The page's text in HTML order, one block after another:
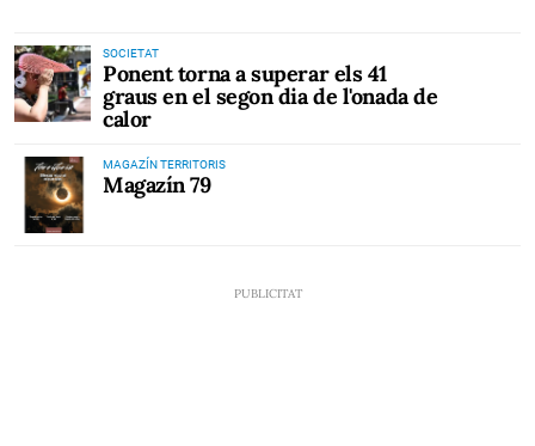
SOCIETAT
Ponent torna a superar els 41
graus en el segon dia de l'onada de
calor
MAGAZÍN TERRITORIS
Magazín 79